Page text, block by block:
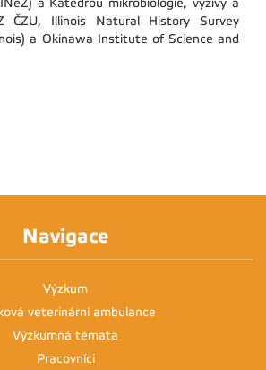
a Katedrou mikrobiologie, výživy a
ČZU, Illinois Natural History Survey
a Okinawa Institute of Science and
Navigace
Výzkum
veterinární ambulance
Výzkumná témata
Pracovníci